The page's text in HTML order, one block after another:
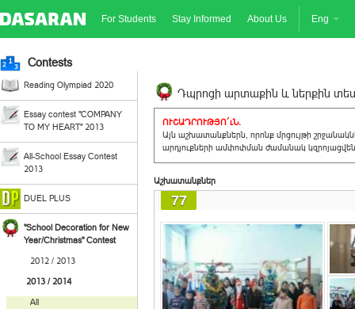
For Students Stay Informed About Us Eng
Contests
Reading Olympiad 2020
Essay contest "COMPANY
TO MY HEART" 2013
All-School Essay Contest
2013
DUEL PLUS
"School Decoration for New
Year/Christmas" Contest
2012 / 2013
2013 / 2014
All
Դպրոցի արտաքին և ներքին
ՈՒՇԱԴՐՈՒԹՅՈ´ւՆ.
Այն աշխատանքներն, որոնք մրցույթի
արդյուքների ամփոփման ժամանակ
Աշխատանքներ
77